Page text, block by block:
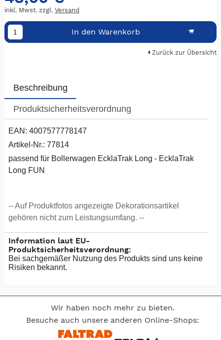
inkl. Mwst. zzgl. Versand
In den Warenkorb
Zurück zur Übersicht
Beschreibung
Produktsicherheitsverordnung
EAN: 4007577778147
Artikel-Nr.: 77814
passend für Bollerwagen EcklaTrak Long - EcklaTrak
Long FUN
-- Auf Produktfotos angezeigte Dekorationsartikel
gehören nicht zum Leistungsumfang. --
Information laut EU-
Produktsicherheitsverordnung:
Bei sachgemäßer Nutzung des Produkts sind uns keine
Risiken bekannt.
Wir haben noch mehr zu bieten.
Besuche auch unsere anderen Online-Shops: